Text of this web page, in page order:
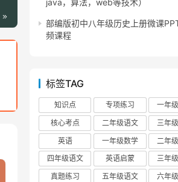
java，算法，web等技术）
部编版初中八年级历史上册微课
频课程
标签TAG
知识点 专项练习
一年
核心考点
二年级语文
三年
英语
一年级数学
二年
四年级语文
英语启蒙
三年
真题练习
五年级语文
六年